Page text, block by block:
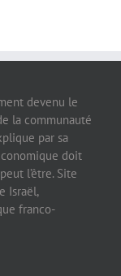
devenu le
la communauté
par sa
doit
l’être. Site
Israël,
franco-